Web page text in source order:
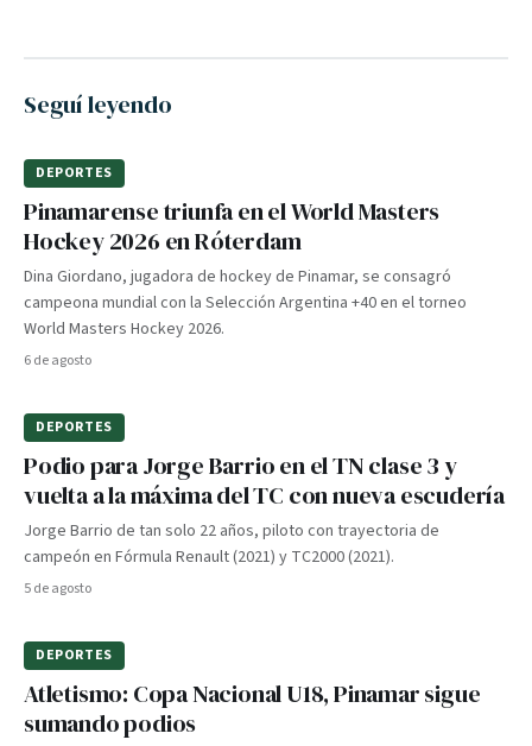
Seguí leyendo
DEPORTES
Pinamarense triunfa en el World Masters
Hockey 2026 en Róterdam
Dina Giordano, jugadora de hockey de Pinamar, se consagró
campeona mundial con la Selección Argentina +40 en el torneo
World Masters Hockey 2026.
6 de agosto
DEPORTES
Podio para Jorge Barrio en el TN clase 3 y
vuelta a la máxima del TC con nueva escudería
Jorge Barrio de tan solo 22 años, piloto con trayectoria de
campeón en Fórmula Renault (2021) y TC2000 (2021).
5 de agosto
DEPORTES
Atletismo: Copa Nacional U18, Pinamar sigue
sumando podios